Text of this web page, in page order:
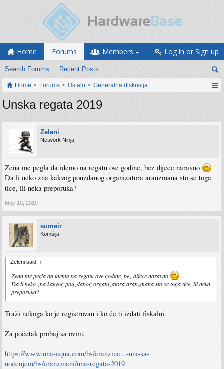
Home Forums
Search Forums Recent Posts
Members Log in or Sign up
Home Forums Ostalo Generalna diskusija
Unska regata 2019
Zeleni
Network Ninja
Zena me pegla da idemo na regatu ove godine, bez dijece naravno
Da li neko zna kakvog pouzdanog organizatora aranzmana sto se toga
tice, ili neka preporuka?
May 10, 2019
sumeir
Komšija
Zeleni said: ↑
Zena me pegla da idemo na regatu ove godine, bez dijece naravno
Da li neko zna kakvog pouzdanog organizatora aranzmana sto se toga tice, ili neka
preporuka?
Traži nekoga ko je registrovan i ko će ti izdati fiskalni.
Za početak probaj sa ovim.
https://www.una-aqua.com/bs/aranzma...-uni-sa-
nocenjem/bs/aranzmani/una-regata-2019